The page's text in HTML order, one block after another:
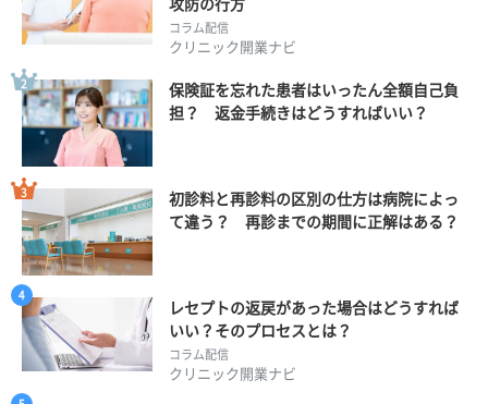
攻防の行方
コラム配信
クリニック開業ナビ
保険証を忘れた患者はいったん全額自己負
担？ 返金手続きはどうすればいい？
初診料と再診料の区別の仕方は病院によっ
て違う？ 再診までの期間に正解はある？
レセプトの返戻があった場合はどうすれば
いい？そのプロセスとは？
コラム配信
クリニック開業ナビ